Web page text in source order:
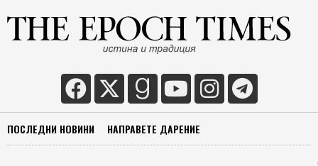
ПОСЛЕДНИ НОВИНИ НАПРАВЕТЕ ДАРЕНИЕ